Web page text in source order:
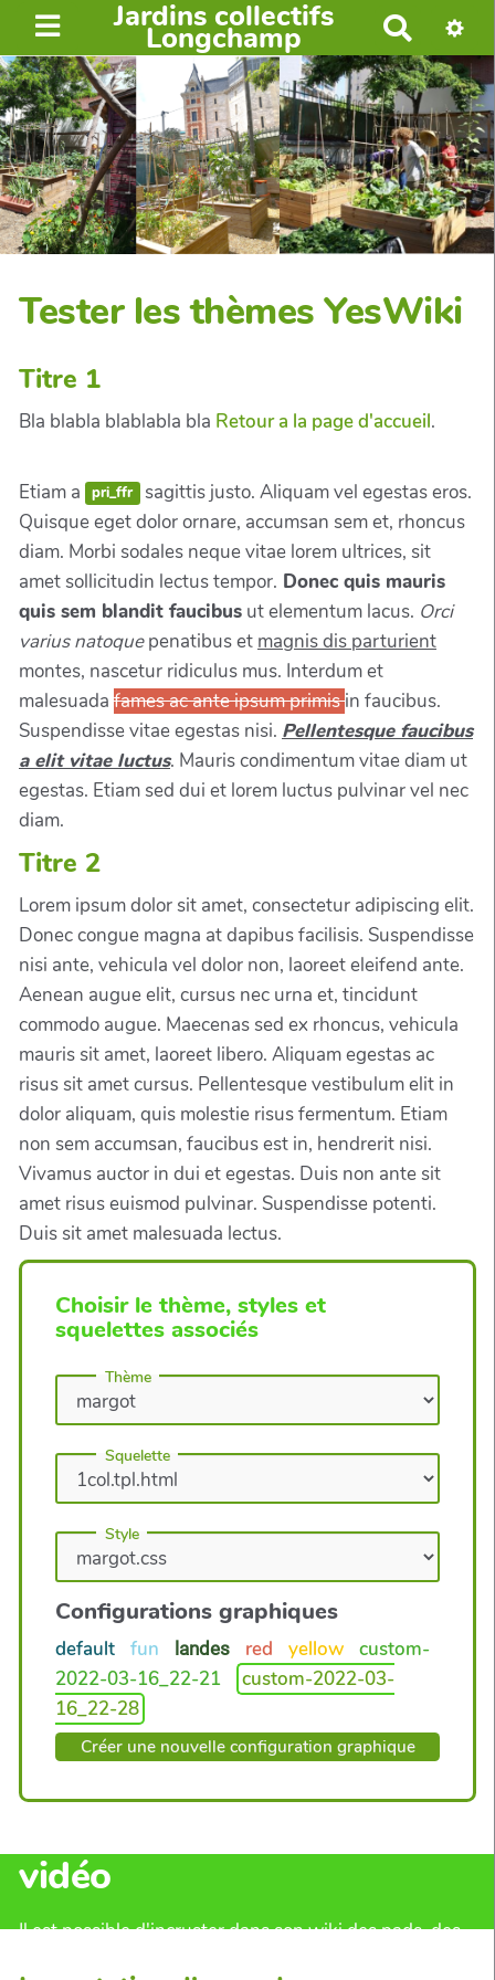
Jardins collectifs
Longchamp
e
c
h
e
r
c
h
e
Tester les thèmes YesWiki
Titre 1
Bla blabla blablabla bla Retour a la page d'accueil.
Etiam a pri_ffr sagittis justo. Aliquam vel egestas eros.
Quisque eget dolor ornare, accumsan sem et, rhoncus
diam. Morbi sodales neque vitae lorem ultrices, sit
amet sollicitudin lectus tempor. Donec quis mauris
quis sem blandit faucibus ut elementum lacus. Orci
varius natoquepenatibus et magnis dis parturient
montes, nascetur ridiculus mus. Interdum et
malesuada fames ac ante ipsum primisin faucibus.
Suspendisse vitae egestas nisi. Pellentesque faucibus
a elit vitae luctus. Mauris condimentum vitae diam ut
egestas. Etiam sed dui et lorem luctus pulvinar vel nec
diam.
Titre 2
Lorem ipsum dolor sit amet, consectetur adipiscing elit.
Donec congue magna at dapibus facilisis. Suspendisse
nisi ante, vehicula vel dolor non, laoreet eleifend ante.
Aenean augue elit, cursus nec urna et, tincidunt
commodo augue. Maecenas sed ex rhoncus, vehicula
mauris sit amet, laoreet libero. Aliquam egestas ac
risus sit amet cursus. Pellentesque vestibulum elit in
dolor aliquam, quis molestie risus fermentum. Etiam
non sem accumsan, faucibus est in, hendrerit nisi.
Vivamus auctor in dui et egestas. Duis non ante sit
amet risus euismod pulvinar. Suspendisse potenti.
Duis sit amet malesuada lectus.
Choisir le thème, styles et
squelettes associés
Thème
Squelette
Style
Configurations graphiques
default fun landes red yellow
custom-
2022-03-16_22-21
custom-2022-03-
16_22-28
Créer une nouvelle configuration graphique
vidéo
Il est possible d'incruster dans son wiki des pads, des